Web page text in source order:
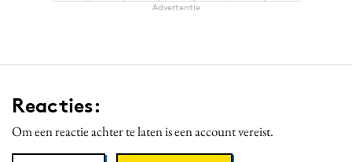
Advertentie
Reacties:
Om een reactie achter te laten is een account vereist.